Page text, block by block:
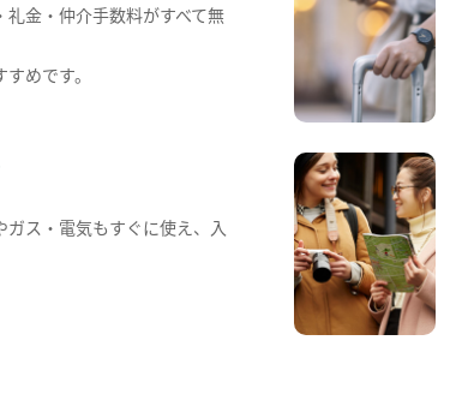
金・仲介手数料がすべて無
めです。
ス・電気もすぐに使え、入